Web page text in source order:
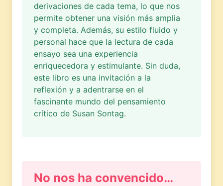
derivaciones de cada tema, lo que nos
permite obtener una visión más amplia
y completa. Además, su estilo fluido y
personal hace que la lectura de cada
ensayo sea una experiencia
enriquecedora y estimulante. Sin duda,
este libro es una invitación a la
reflexión y a adentrarse en el
fascinante mundo del pensamiento
crítico de Susan Sontag.
No nos ha convencido…